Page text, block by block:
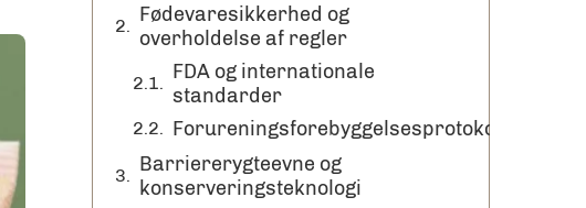
Fødevaresikkerhed og
overholdelse af regler
FDA og internationale
standarder
Forureningsforebyggelsesprotokoller
Barriererygteevne og
konserveringsteknologi